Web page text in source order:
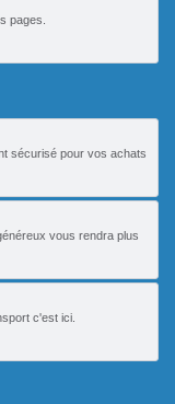
pages.
sécurisé pour vos achats
vous rendra plus
c'est ici.